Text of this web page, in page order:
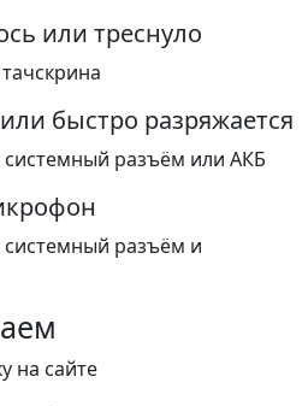
или треснуло
быстро разряжается
разъём или АКБ
разъём и
на сайте